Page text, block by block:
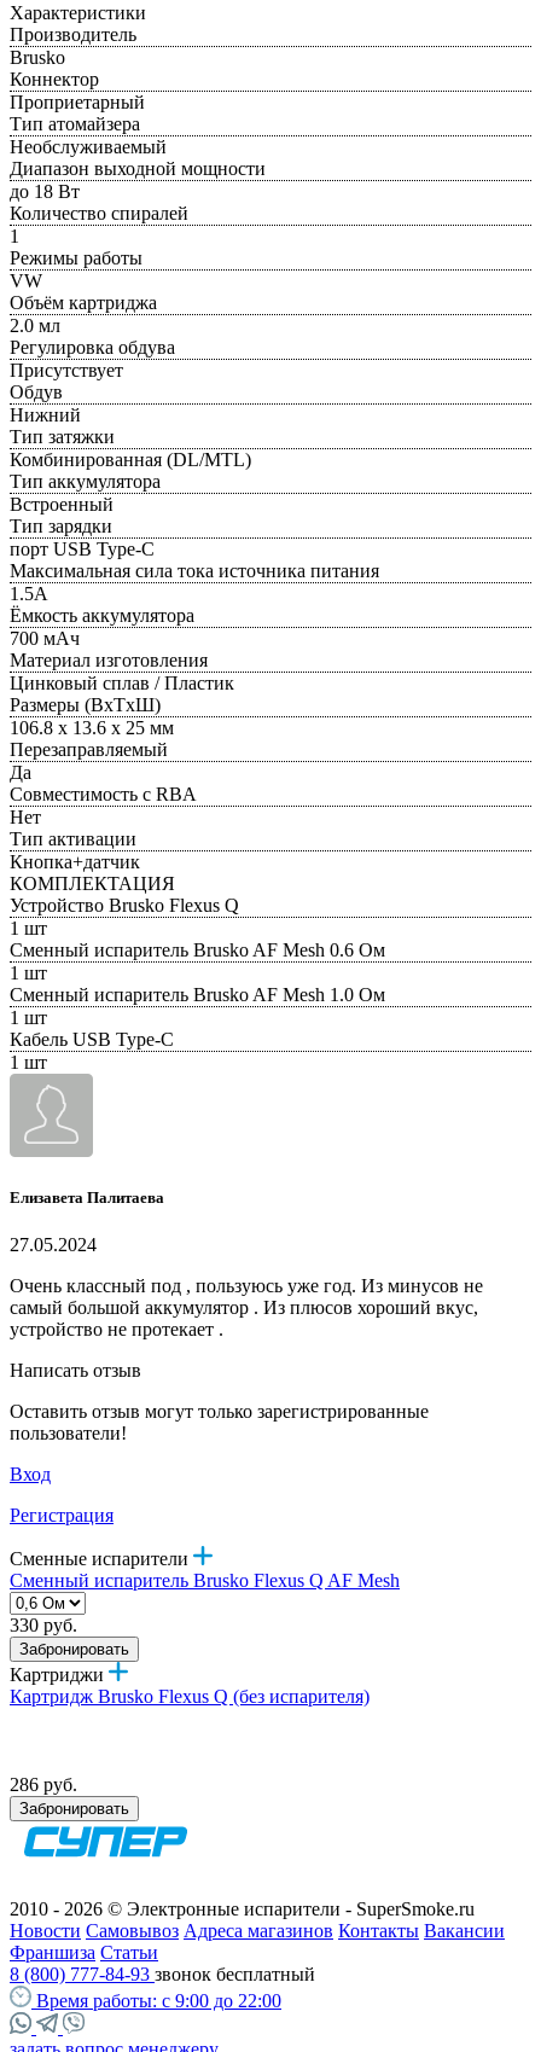
Характеристики
Производитель
Brusko
Коннектор
Проприетарный
Тип атомайзера
Необслуживаемый
Диапазон выходной мощности
до 18 Вт
Количество спиралей
1
Режимы работы
VW
Объём картриджа
2.0 мл
Регулировка обдува
Присутствует
Обдув
Нижний
Тип затяжки
Комбинированная (DL/MTL)
Тип аккумулятора
Встроенный
Тип зарядки
порт USB Type-C
Максимальная сила тока источника питания
1.5А
Ёмкость аккумулятора
700 мАч
Материал изготовления
Цинковый сплав / Пластик
Размеры (ВxТxШ)
106.8 х 13.6 х 25 мм
Перезаправляемый
Да
Совместимость с RBA
Нет
Тип активации
Кнопка+датчик
КОМПЛЕКТАЦИЯ
Устройство Brusko Flexus Q
1 шт
Сменный испаритель Brusko AF Mesh 0.6 Ом
1 шт
Сменный испаритель Brusko AF Mesh 1.0 Ом
1 шт
Кабель USB Type-C
1 шт
Елизавета Палитаева
27.05.2024
Очень классный под , пользуюсь уже год. Из минусов не
самый большой аккумулятор . Из плюсов хороший вкус,
устройство не протекает .
Написать отзыв
Оставить отзыв могут только зарегистрированные
пользователи!
Вход
Регистрация
Сменные испарители
Сменный испаритель Brusko Flexus Q AF Mesh
330 руб.
Забронировать
Картриджи
Картридж Brusko Flexus Q (без испарителя)
286 руб.
Забронировать
2010 - 2026 © Электронные испарители - SuperSmoke.ru
Новости Самовывоз Адреса магазинов Контакты Вакансии
Франшиза Статьи
8 (800) 777-84-93 звонок бесплатный
Время работы: с 9:00 до 22:00